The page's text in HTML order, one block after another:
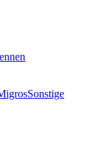
Sonstige